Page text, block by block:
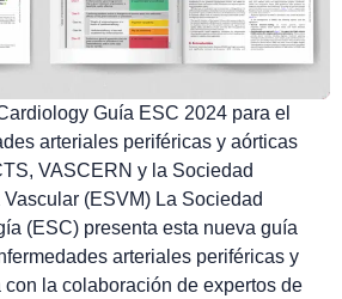
Guía ESC 2024 para el
arteriales periféricas y aórticas
VASCERN y la Sociedad
(ESVM) La Sociedad
(ESC) presenta esta nueva guía
arteriales periféricas y
la colaboración de expertos de